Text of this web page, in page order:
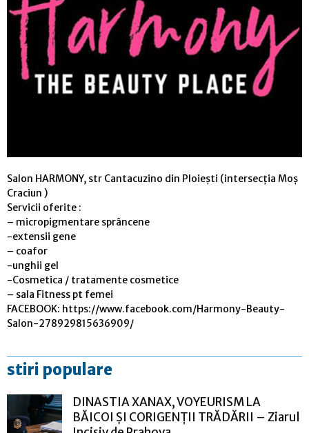
Salon HARMONY, str Cantacuzino din Ploiești (intersecția Moș
Craciun )
Servicii oferite :
– micropigmentare sprâncene
-extensii gene
– coafor
-unghii gel
-Cosmetica / tratamente cosmetice
– sala Fitness pt femei
FACEBOOK: https://www.facebook.com/Harmony-Beauty-
Salon-278929815636909/
stiri populare
DINASTIA XANAX, VOYEURISM LA
BĂICOI ȘI CORIGENȚII TRĂDĂRII – Ziarul